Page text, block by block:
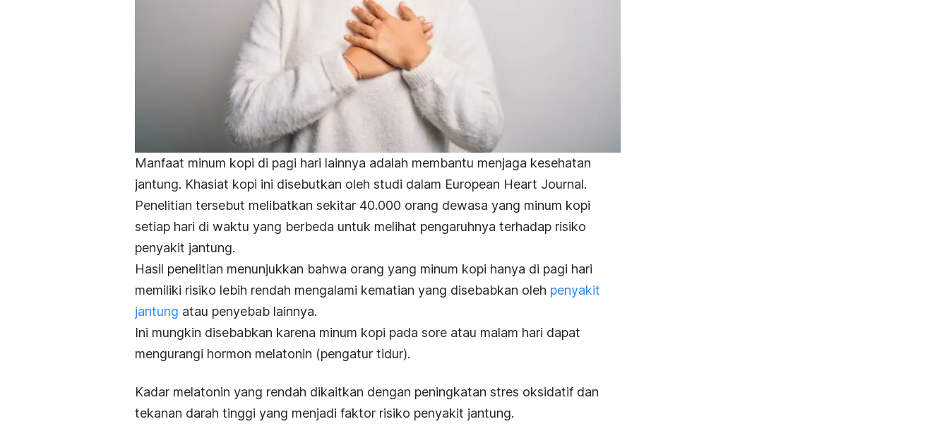
Manfaat minum kopi di pagi hari lainnya adalah membantu menjaga kesehatan
jantung. Khasiat kopi ini disebutkan oleh studi dalam European Heart Journal.
Penelitian tersebut melibatkan sekitar 40.000 orang dewasa yang minum kopi
setiap hari di waktu yang berbeda untuk melihat pengaruhnya terhadap risiko
penyakit jantung.
Hasil penelitian menunjukkan bahwa orang yang minum kopi hanya di pagi hari
memiliki risiko lebih rendah mengalami kematian yang disebabkan oleh penyakit
jantung atau penyebab lainnya.
Ini mungkin disebabkan karena minum kopi pada sore atau malam hari dapat
mengurangi hormon melatonin (pengatur tidur).
Kadar melatonin yang rendah dikaitkan dengan peningkatan stres oksidatif dan
tekanan darah tinggi yang menjadi faktor risiko penyakit jantung.